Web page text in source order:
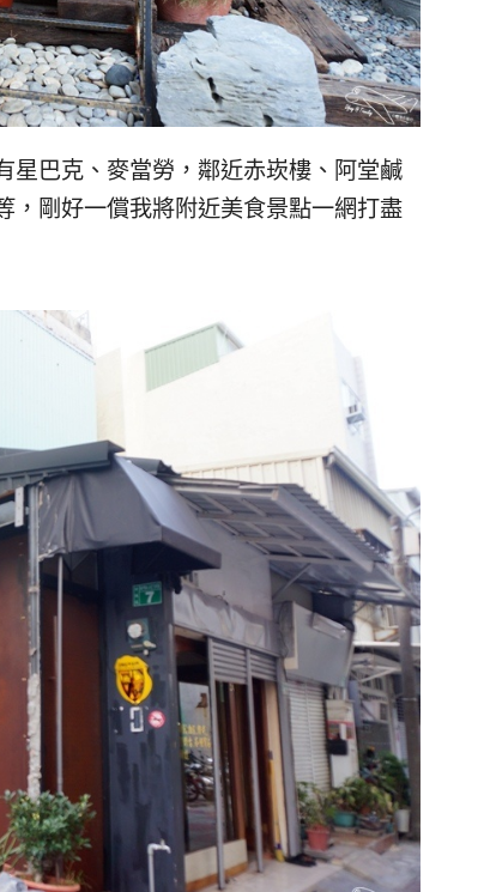
星巴克、麥當勞，鄰近赤崁樓、阿堂鹹
，剛好一償我將附近美食景點一網打盡